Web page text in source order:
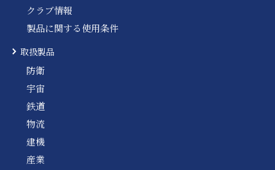
クラブ情報
製品に関する使用条件
取扱製品
防衛
宇宙
鉄道
物流
建機
産業